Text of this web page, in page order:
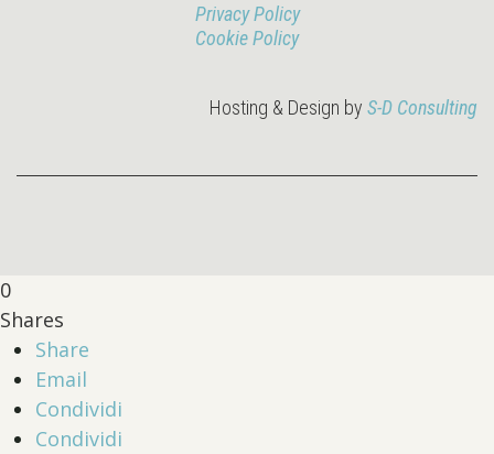
Privacy Policy
Cookie Policy
Hosting & Design by S-D Consulting
0
Shares
Share
Email
Condividi
Condividi